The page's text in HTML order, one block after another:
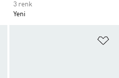
3 renk
Yeni